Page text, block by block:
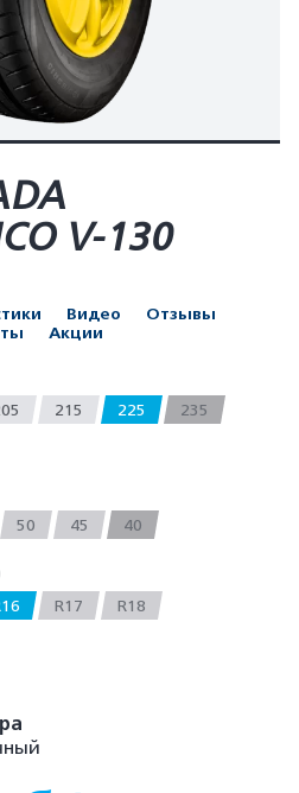
V-130
Видео
Отзывы
Акции
215 225
235
50 45 40
R17 R18